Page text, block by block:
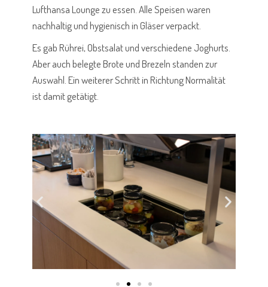
Lufthansa Lounge zu essen. Alle Speisen waren
nachhaltig und hygienisch in Gläser verpackt.
Es gab Rührei, Obstsalat und verschiedene Joghurts.
Aber auch belegte Brote und Brezeln standen zur
Auswahl. Ein weiterer Schritt in Richtung Normalität
ist damit getätigt.